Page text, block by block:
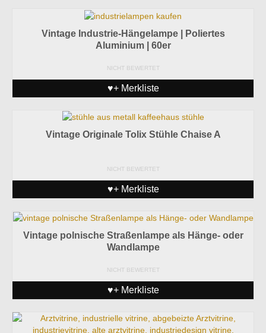
Vintage Industrie-Hängelampe | Poliertes
Aluminium | 60er
NICHT BEWERTET
♥+ Merkliste
Vintage Originale Tolix Stühle Chaise A
NICHT BEWERTET
♥+ Merkliste
Vintage polnische Straßenlampe als Hänge- oder
Wandlampe
NICHT BEWERTET
♥+ Merkliste